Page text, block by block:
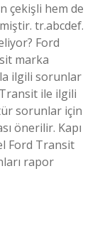
çekişli hem de
tr.abcdef.
Ford
marka
ilgili sorunlar
ile ilgili
sorunlar için
önerilir. Kapı
Ford Transit
rapor